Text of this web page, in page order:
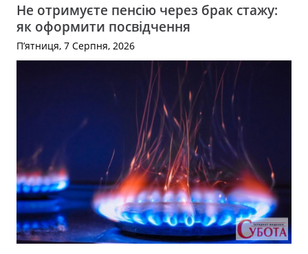
Не отримуєте пенсію через брак стажу:
як оформити посвідчення
П’ятниця, 7 Серпня, 2026